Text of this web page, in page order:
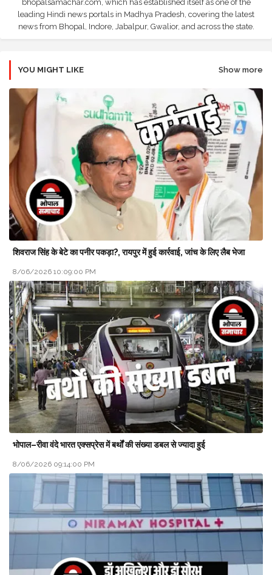
bhopalsamachar.com, which has established itself as one of the
leading Hindi news portals in Madhya Pradesh, covering the latest
news from Bhopal, Indore, Jabalpur, Gwalior, and across the state.
YOU MIGHT LIKE Show more
शिवराज सिंह के बेटे का पनीर पकड़ा?, रायपुर में हुई कार्रवाई, जांच के लिए लैब भेजा
8/06/2026 10:09:00 PM
भोपाल–रीवा वंदे भारत एक्सप्रेस में बर्थों की संख्या डबल से ज्यादा हुई
8/06/2026 09:14:00 PM